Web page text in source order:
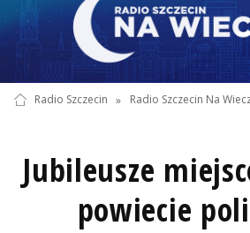
Radio Szczecin » Radio Szczecin Na
Jubileusze
powiecie